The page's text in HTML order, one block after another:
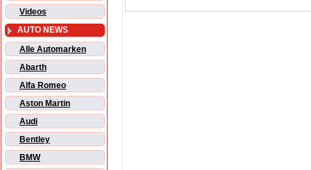
Videos
AUTO NEWS
Alle Automarken
Abarth
Alfa Romeo
Aston Martin
Audi
Bentley
BMW